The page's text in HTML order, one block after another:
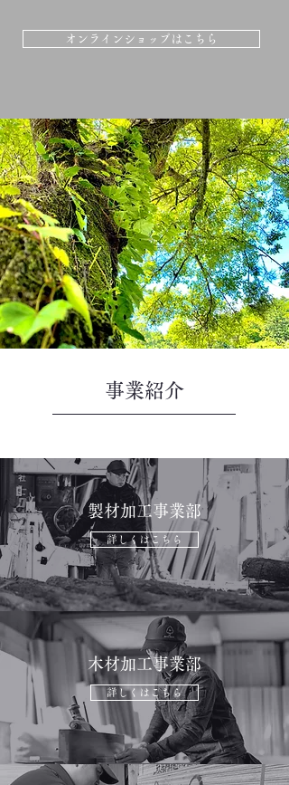
オンラインショップはこちら
事業紹介
製材加工事業部
詳しくはこちら
木材加工事業部
詳しくはこちら